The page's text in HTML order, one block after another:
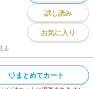
試し読み
お気に入り
る
まとめてカート